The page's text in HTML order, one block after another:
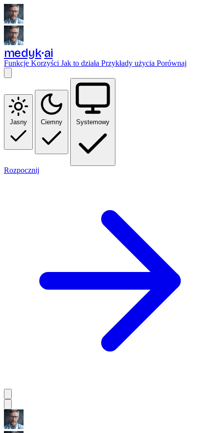
medyk ai
Funkcje Korzyści Jak to działa Przykłady użycia Porównaj
Jasny Ciemny Systemowy
Rozpocznij